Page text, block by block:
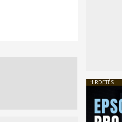
HIRDETÉS